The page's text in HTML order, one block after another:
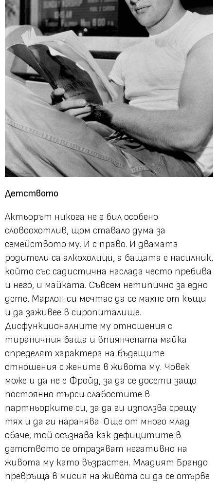
Детството
Актьорът никога не е бил особено
словоохотлив, щом ставало дума за
семейството му. И с право. И двамата
родители са алкохолици, а бащата е насилник,
който със садистична наслада често пребива
и него, и майката. Съвсем нетипично за едно
дете, Марлон си мечтае да се махне от къщи
и да заживее в сиропиталище.
Дисфункционалните му отношения с
тираничния баща и впиянчената майка
определят характера на бъдещите
отношения с жените в живота му. Човек
може и да не е Фройд, за да се досети защо
постоянно търси слабостите в
партньорките си, за да ги използва срещу
тях и да ги наранява. Още от много млад
обаче, той осъзнава как дефицитите в
детството се отразяват негативно на
живота му като възрастен. Младият Брандо
превръща в мисия на живота си да се отърве